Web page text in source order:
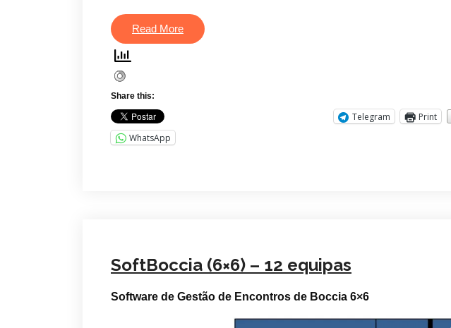
Read More
Share this:
Telegram Print
WhatsApp
SoftBoccia (6×6) – 12 equipas
Software de Gestão de Encontros de Boccia 6×6